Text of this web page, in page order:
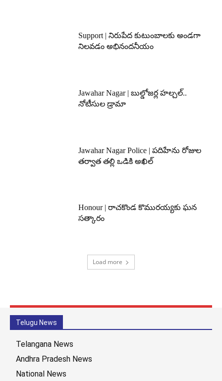
Support | నిరుపేద కుటుంబాలకు అండగా
నిలవడం అభినందనీయం
Jawahar Nagar | బుల్డోజర్ల హల్చల్..
నోటీసుల డ్రామా
Jawahar Nagar Police | పదిహేను రోజుల
తర్వాత తల్లి ఒడికి అఖిల్
Honour | రాచకొండ కొమురయ్యకు ఘన
సత్కారం
Load more
Telugu News
Telangana News
Andhra Pradesh News
National News